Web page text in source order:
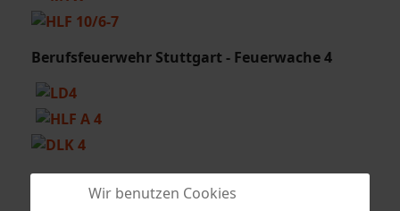
Berufsfeuerwehr Stuttgart - Feuerwache 4
Berufsfeuerwehr Stuttgart - Feuerwache 3
Wir benutzen Cookies